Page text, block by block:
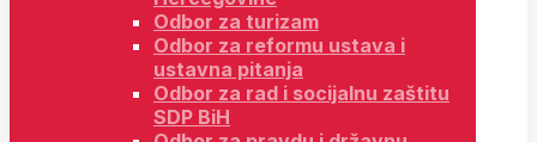
Odbor za turizam
Odbor za reformu ustava i
ustavna pitanja
Odbor za rad i socijalnu zaštitu
SDP BiH